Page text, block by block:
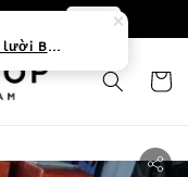
tôi
Tekkashop HDGD200 Ghế lười Beanbag form truyền thống, chất liệu Olefin canvas kháng nước, màu xanh biển, có thể sử dụng trong nhà và cả ngoài trời, có quai xách